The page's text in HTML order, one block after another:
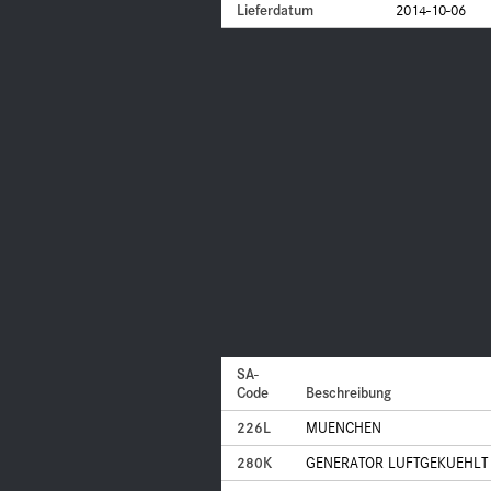
Lieferdatum 2014-10-06
SA-
Code
Beschreibung
226L
MUENCHEN
280K
GENERATOR